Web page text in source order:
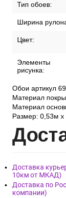
Тип обоев:
Ширина
Цвет:
Элементы
рисунка:
Обои артикул
Материал
Материал
Размер: 0,53м x
Дост
Доставка
10км от МКАД)
Доставка по
компании)